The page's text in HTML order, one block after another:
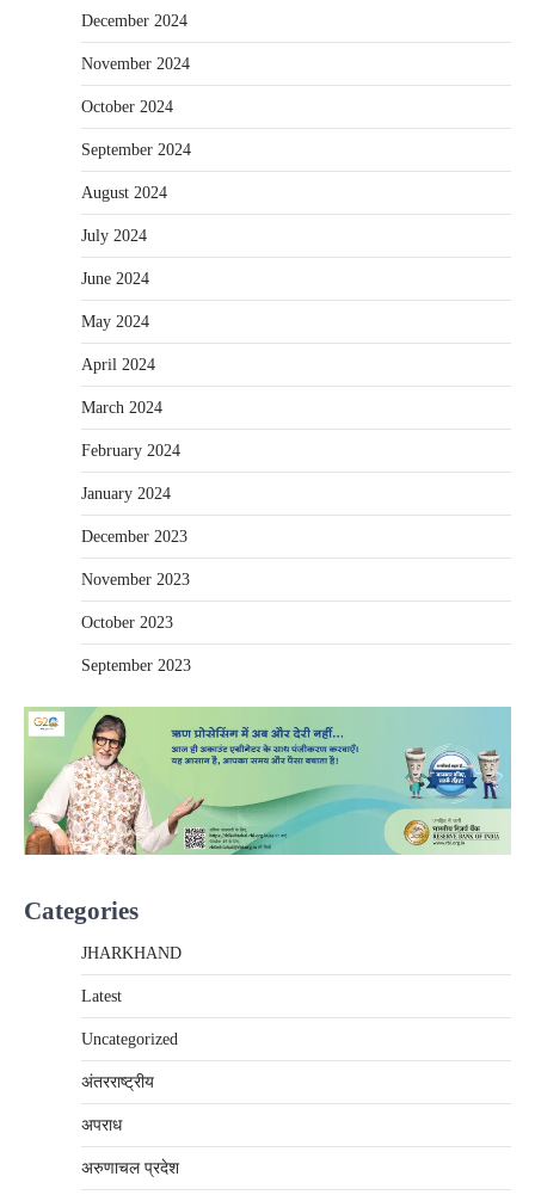
December 2024
November 2024
October 2024
September 2024
August 2024
July 2024
June 2024
May 2024
April 2024
March 2024
February 2024
January 2024
December 2023
November 2023
October 2023
September 2023
Categories
JHARKHAND
Latest
Uncategorized
अंतरराष्‍ट्रीय
अपराध
अरुणाचल प्रदेश